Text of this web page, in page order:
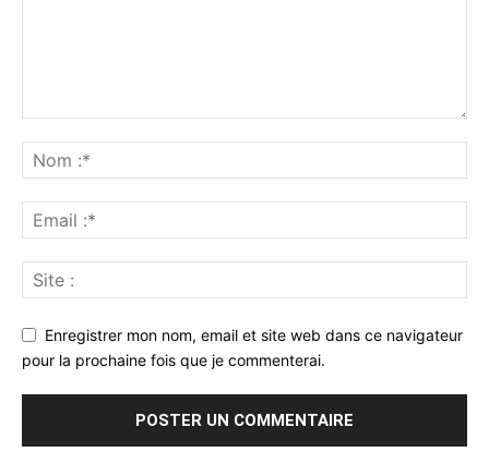
Enregistrer mon nom, email et site web dans ce navigateur
pour la prochaine fois que je commenterai.